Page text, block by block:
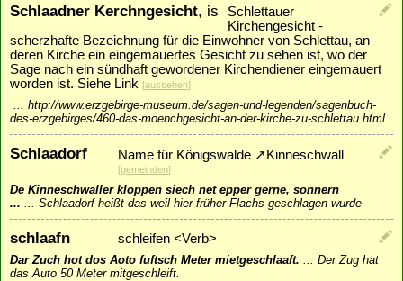
Schlaadner Kerchngesicht, is
Schlettauer
Kirchengesicht -
scherzhafte Bezeichnung für die Einwohner von Schlettau, an
deren Kirche ein eingemauertes Gesicht zu sehen ist, wo der
Sage nach ein sündhaft gewordener Kirchendiener eingemauert
worden ist. Siehe Link [aussehen]
http://www.erzgebirge-museum.de/sagen-und-legenden/sagenbuch-
des-erzgebirges/460-das-moenchgesicht-an-der-kirche-zu-schlettau.html
Schlaadorf Name für Königswalde ↗ Kinneschwall
[gemeinden]
De Kinneschwaller kloppen siech net epper gerne, sonnern
...
Schlaadorf heißt das weil hier früher Flachs geschlagen wurde
schlaafn schleifen <Verb>
Dar Zuch hot dos Aoto fuftsch Meter mietgeschlaaft.
Der Zug hat
das Auto 50 Meter mitgeschleift.